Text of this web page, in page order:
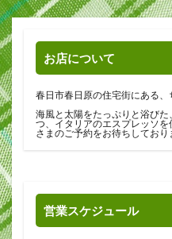
お店について
春日市春日原の住宅街にある、
海風と太陽をたっぷりと浴び
つ、イタリアのエスプレッソ
さまのご予約をお待ちしており
営業スケジュール